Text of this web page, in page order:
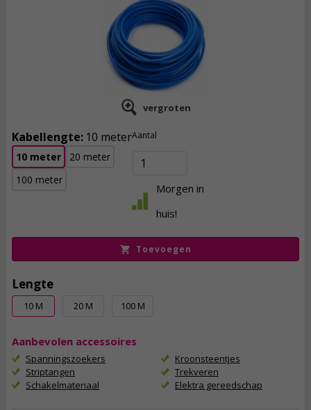
vergroten
Kabellengte: 10 meter
10 meter
20 meter
100 meter
Aantal
Morgen in
huis!
Toevoegen
Lengte
10 M 20 M 100 M
Aanbevolen accessoires
Spanningszoekers
Striptangen
Schakelmateriaal
Kroonsteentjes
Trekveren
Elektra gereedschap